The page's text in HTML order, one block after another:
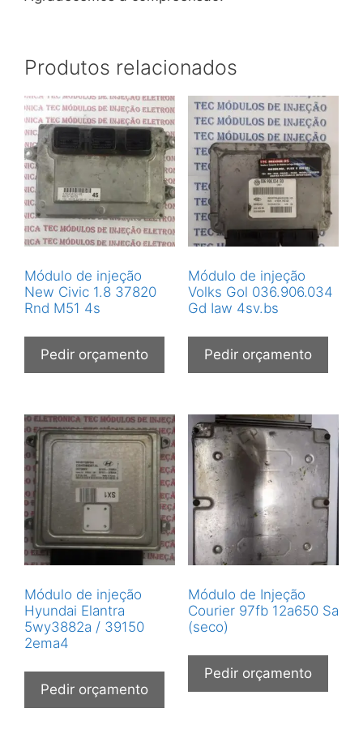
Produtos relacionados
Módulo de injeção
New Civic 1.8 37820
Rnd M51 4s
Pedir orçamento
Módulo de injeção
Volks Gol 036.906.034
Gd Iaw 4sv.bs
Pedir orçamento
Módulo de injeção
Hyundai Elantra
5wy3882a / 39150
2ema4
Pedir orçamento
Módulo de Injeção
Courier 97fb 12a650 Sa
(seco)
Pedir orçamento